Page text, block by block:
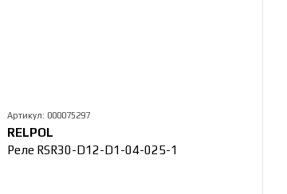
Артикул: 000075297
RELPOL
Реле RSR30-D12-D1-04-025-1